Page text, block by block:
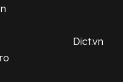
Dict.vn